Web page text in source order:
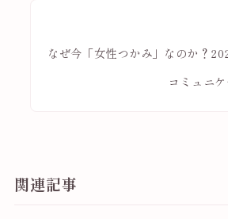
なぜ今「女性つかみ」なのか？
コミュニ
関連記事